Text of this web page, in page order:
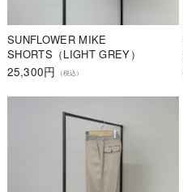
SUNFLOWER MIKE
SHORTS（LIGHT GREY）
25,300円
（税込）